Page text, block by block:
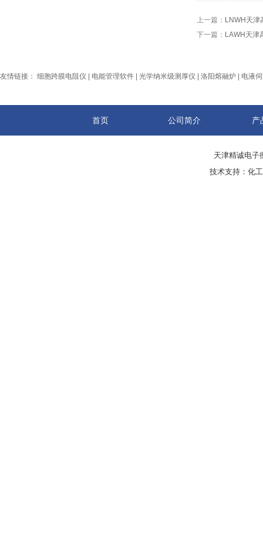
上一篇： LNWH天津
下一篇： LAWH天津
友情链接： 细胞跨膜电阻仪 电能管理软件 光学纳米级测厚仪 洛阳熔融炉 电液
首页 公司简介 产
天津精诚电
技术支持： 化